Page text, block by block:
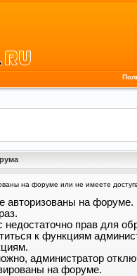
на форуме или не имеете
авторизованы на форуме.
недостаточно прав для
к функциям
администратор
на форуме.